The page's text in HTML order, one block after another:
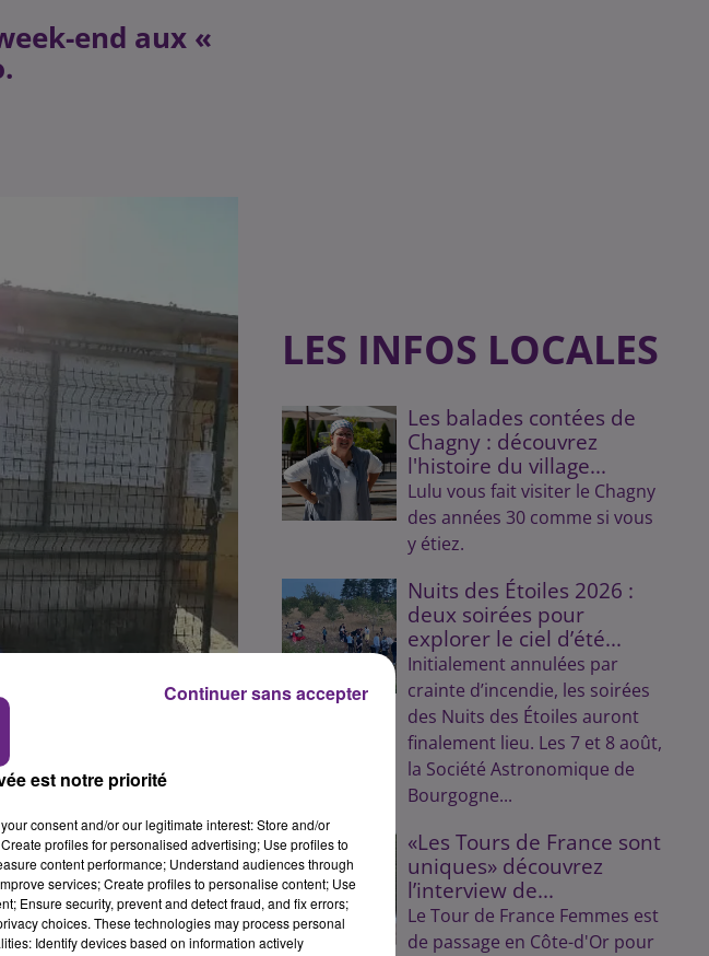
end aux «
LES INFOS LOCALES
Les balades contées de
Chagny : découvrez
l'histoire du village...
Lulu vous fait visiter le Chagny
des années 30 comme si vous
y étiez.
Nuits des Étoiles 2026 :
deux soirées pour
explorer le ciel d’été...
Initialement annulées par
crainte d’incendie, les soirées
des Nuits des Étoiles auront
finalement lieu. Les 7 et 8 août,
la Société Astronomique de
Bourgogne...
«Les Tours de France sont
uniques» découvrez
l’interview de...
Le Tour de France Femmes est
de passage en Côte-d'Or pour
est notre priorité
consent and/or our legitimate interest: Store and/or
profiles for personalised advertising; Use profiles to
content performance; Understand audiences through
services; Create profiles to personalise content; Use
Ensure security, prevent and detect fraud, and fix errors;
choices. These technologies may process personal
Identify devices based on information actively
Continuer sans accepter